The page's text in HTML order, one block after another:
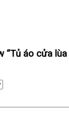
“Tủ áo cửa